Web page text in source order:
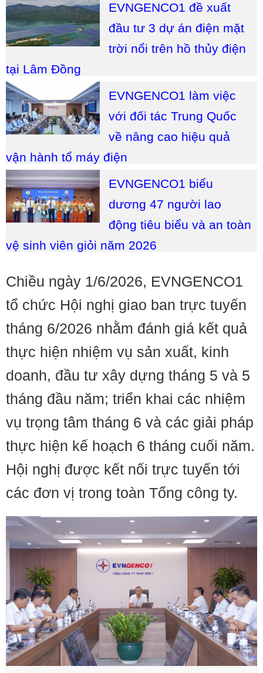
EVNGENCO1 đề xuất
đầu tư 3 dự án điện mặt
trời nổi trên hồ thủy điện
tại Lâm Đồng
EVNGENCO1 làm việc
với đối tác Trung Quốc
về nâng cao hiệu quả
vận hành tổ máy điện
EVNGENCO1 biểu
dương 47 người lao
động tiêu biểu và an toàn
vệ sinh viên giỏi năm 2026
Chiều ngày 1/6/2026, EVNGENCO1
tổ chức Hội nghị giao ban trực tuyến
tháng 6/2026 nhằm đánh giá kết quả
thực hiện nhiệm vụ sản xuất, kinh
doanh, đầu tư xây dựng tháng 5 và 5
tháng đầu năm; triển khai các nhiệm
vụ trọng tâm tháng 6 và các giải pháp
thực hiện kế hoạch 6 tháng cuối năm.
Hội nghị được kết nối trực tuyến tới
các đơn vị trong toàn Tổng công ty.